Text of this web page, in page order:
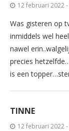
12 februari 2022
Was gisteren op
inmiddels wel
nawel
precies
is een
TINNE
12 februari 2022